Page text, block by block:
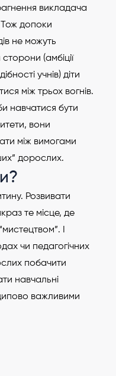
викладача
Тож допоки
не можуть
(амбіції
учнів) діти
між трьох вогнів.
навчатися бути
вони
між вимогами
дорослих.
Розвивати
те місце, де
І
чи педагогічних
побачити
навчальні
важливими